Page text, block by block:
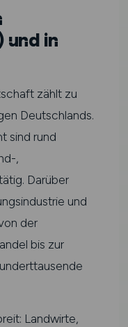
und in
zählt zu
Deutschlands.
sind rund
,
Darüber
und
der
bis zur
Landwirte,